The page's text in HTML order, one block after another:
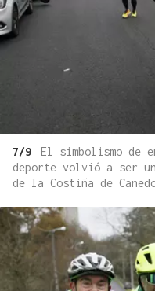
7/9
El simbolismo de
deporte volvió a ser
de la Costiña de